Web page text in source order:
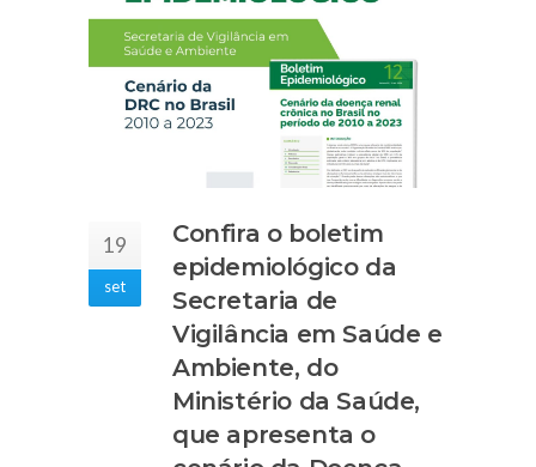
19
set
Confira o boletim
epidemiológico da
Secretaria de
Vigilância em Saúde e
Ambiente, do
Ministério da Saúde,
que apresenta o